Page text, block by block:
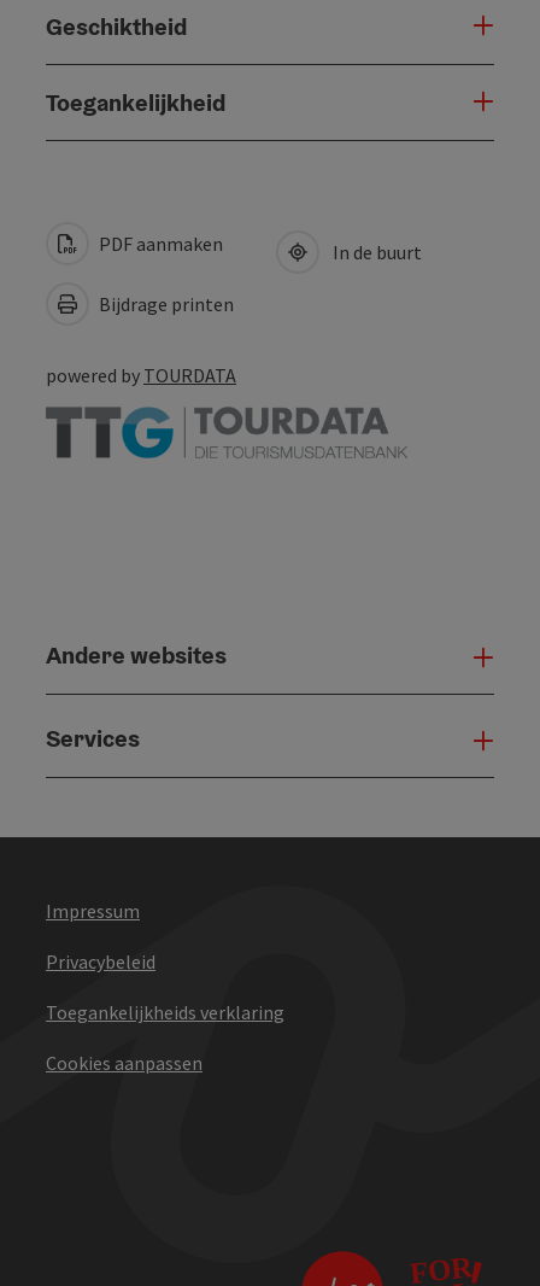
Geschiktheid
Toegankelijkheid
PDF aanmaken
Bijdrage printen
In de buurt
powered by TOURDATA
Andere websites
Services
Impressum
Privacybeleid
Toegankelijkheids verklaring
Cookies aanpassen